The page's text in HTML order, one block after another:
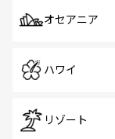
オセアニア
ハワイ
リゾート